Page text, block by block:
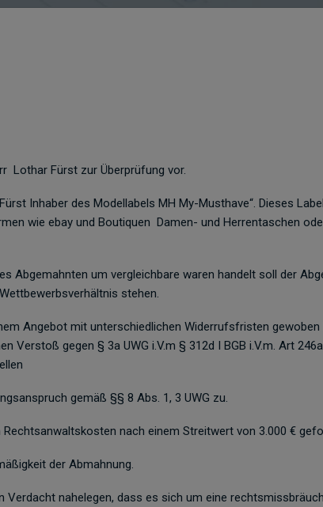
Lothar Fürst zur Überprüfung vor.
Inhaber des Modellabels MH My-Musthave“. Dieses
wie ebay und Boutiquen Damen- und Herrentaschen
Abgemahnten um vergleichbare waren handelt soll der
stehen.
Angebot mit unterschiedlichen Widerrufsfristen gewoben
Verstoß gegen § 3a UWG i.V.m § 312d I BGB i.V.m. Art
gemäß §§ 8 Abs. 1, 3 UWG zu.
nach einem Streitwert von 3.000 €
der Abmahnung.
Verdacht nahelegen, dass es sich um eine